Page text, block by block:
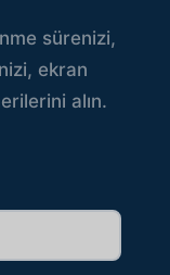
sürenizi,
ekran
alın.